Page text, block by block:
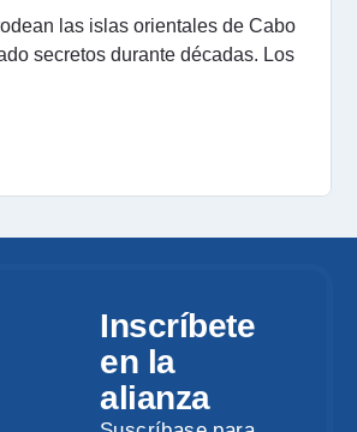
las islas orientales de Cabo
secretos durante décadas. Los
Inscríbete
en la
alianza